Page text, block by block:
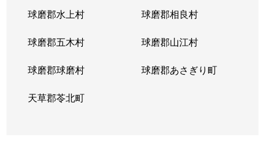
球磨郡水上村 球磨郡相良村
球磨郡五木村 球磨郡山江村
球磨郡球磨村 球磨郡あさぎり町
天草郡苓北町